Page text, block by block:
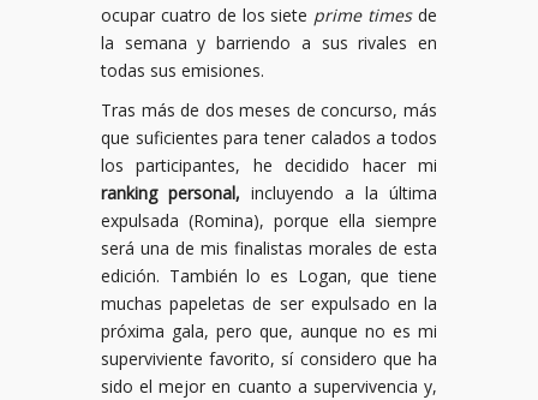
ocupar cuatro de los siete prime timesde
la semana y barriendo a sus rivales en
todas sus emisiones.
Tras más de dos meses de concurso, más
que suficientes para tener calados a todos
los participantes, he decidido hacer mi
ranking personal, incluyendo a la última
expulsada (Romina), porque ella siempre
será una de mis finalistas morales de esta
edición. También lo es Logan, que tiene
muchas papeletas de ser expulsado en la
próxima gala, pero que, aunque no es mi
superviviente favorito, sí considero que ha
sido el mejor en cuanto a supervivencia y,